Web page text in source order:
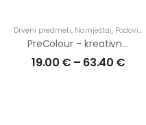
Drveni predmeti, Namještaj, Podovi,
PreColour – kreativnost na jednostavan način
19.00 € – 63.40 €